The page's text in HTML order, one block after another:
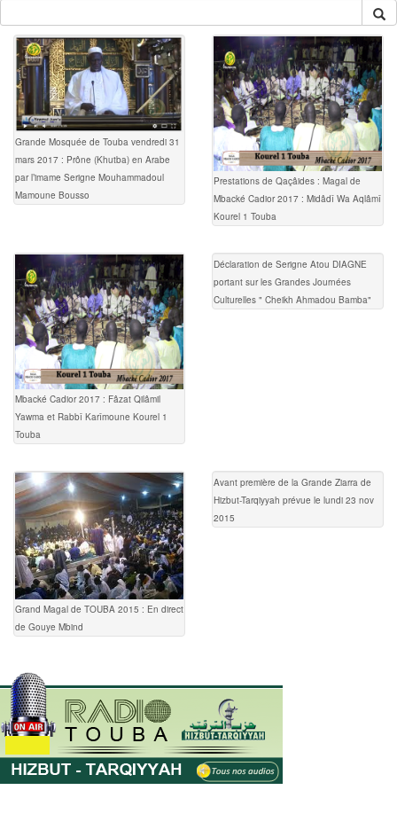
Grande Mosquée de Touba vendredi 31
mars 2017 : Prône (Khutba) en Arabe
par l’imame Serigne Mouhammadoul
Mamoune Bousso
Prestations de Qaçâides : Magal de
Mbacké Cadior 2017 : Midâdî Wa Aqlâmî
Kourel 1 Touba
Mbacké Cadior 2017 : Fâzat Qilâmil
Yawma et Rabbî Karîmoune Kourel 1
Touba
Déclaration de Serigne Atou DIAGNE
portant sur les Grandes Journées
Culturelles " Cheikh Ahmadou Bamba"
Grand Magal de TOUBA 2015 : En direct
de Gouye Mbind
Avant première de la Grande Ziarra de
Hizbut-Tarqiyyah prévue le lundi 23 nov
2015